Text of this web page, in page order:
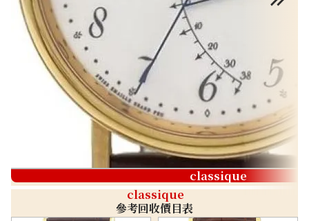
classique
classique
參考回收價目表